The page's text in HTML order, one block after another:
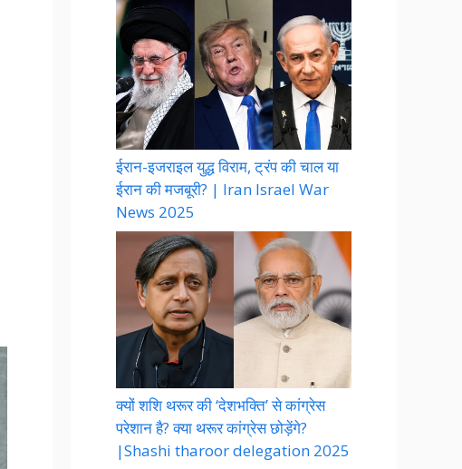
ईरान-इजराइल युद्ध विराम, ट्रंप की चाल या
ईरान की मजबूरी? | Iran Israel War
News 2025
क्यों शशि थरूर की ‘देशभक्ति’ से कांग्रेस
परेशान है? क्या थरूर कांग्रेस छोड़ेंगे?
|Shashi tharoor delegation 2025